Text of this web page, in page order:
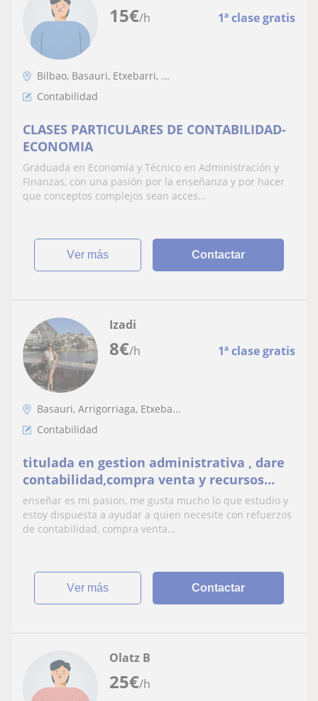
15€/h 1ª clase gratis
Bilbao, Basauri, Etxebarri, ...
Contabilidad
CLASES PARTICULARES DE CONTABILIDAD-
ECONOMIA
Graduada en Economía y Técnico en Administración y
Finanzas, con una pasión por la enseñanza y por hacer
que conceptos complejos sean acces...
ver más Contactar
8€/h 1ª clase gratis
Izadi
Basauri, Arrigorriaga, Etxeba...
Contabilidad
titulada en gestion administrativa , dare
contabilidad,compra venta y recursos
humanos
enseñar es mi pasion, me gusta mucho lo que estudio y
estoy dispuesta a ayudar a quien necesite con refuerzos
de contabilidad, compra venta...
ver más Contactar
25€/h
Olatz B